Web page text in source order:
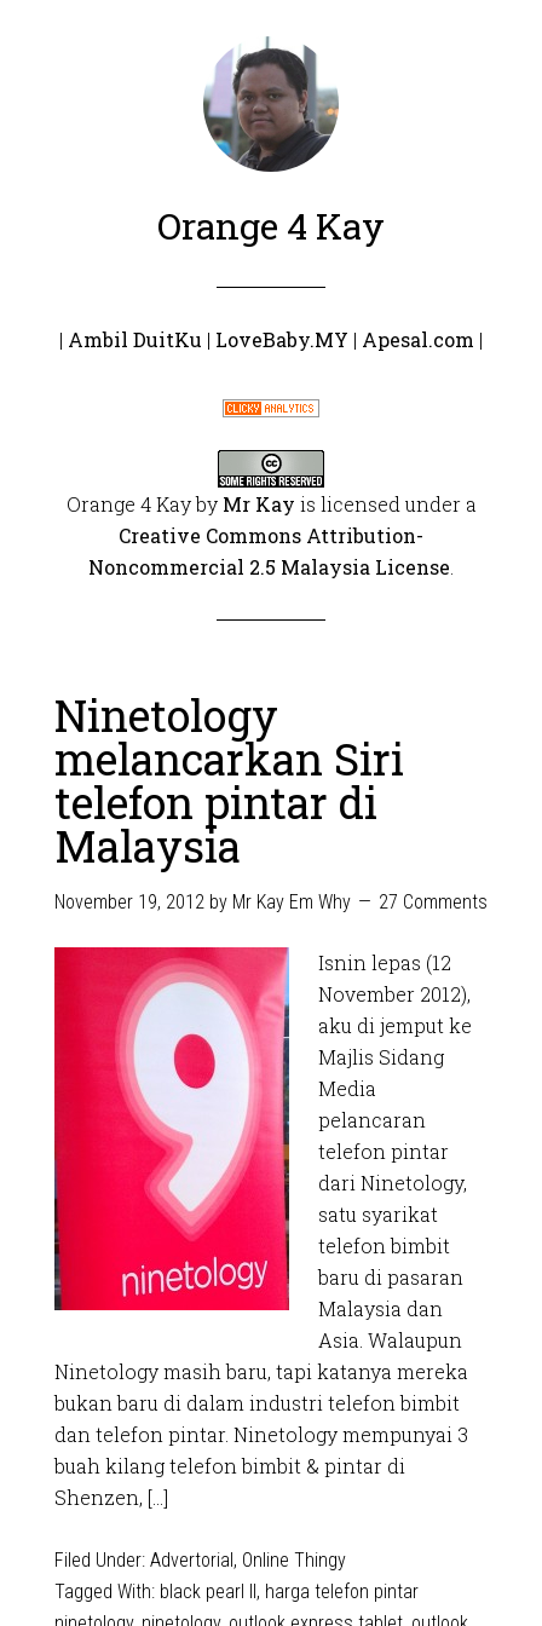
Orange 4 Kay
| Ambil DuitKu | LoveBaby.MY | Apesal.com |
Orange 4 Kayby Mr Kay is licensed under a
Creative Commons Attribution-
Noncommercial 2.5 Malaysia License
Ninetology
melancarkan Siri
telefon pintar di
Malaysia
November 19, 2012by Mr Kay Em Why 27 Comments
Isnin lepas (12
November 2012),
aku di jemput ke
Majlis Sidang
Media
pelancaran
telefon pintar
dari Ninetology,
satu syarikat
telefon bimbit
baru di pasaran
Malaysia dan
Asia. Walaupun
Ninetology masih baru, tapi katanya mereka
bukan baru di dalam industri telefon bimbit
dan telefon pintar. Ninetology mempunyai 3
buah kilang telefon bimbit & pintar di
Shenzen, […]
Filed Under: Advertorial, Online Thingy
Tagged With: black pearl II, harga telefon pintar